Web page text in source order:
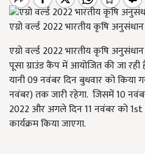
एग्रो वर्ल्ड 2022 भारतीय कृषि
एग्रो वर्ल्ड 2022 भारतीय कृषि
पूसा ग्राउंड कैंप में आयोजित की जा
यानी 09 नवंबर दिन बुधवार को किया
नवंबर) तक जारी रहेगा. जिसमें 10
2022 और अगले दिन 11 नवंबर को
कार्यक्रम किया जाएगा.